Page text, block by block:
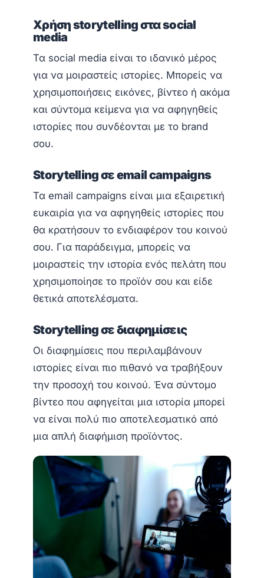
Χρήση storytelling στα social
media
Τα social media είναι το ιδανικό μέρος
για να μοιραστείς ιστορίες. Μπορείς να
χρησιμοποιήσεις εικόνες, βίντεο ή ακόμα
και σύντομα κείμενα για να αφηγηθείς
ιστορίες που συνδέονται με το brand
σου.
Storytelling σε email campaigns
Τα email campaigns είναι μια εξαιρετική
ευκαιρία για να αφηγηθείς ιστορίες που
θα κρατήσουν το ενδιαφέρον του κοινού
σου. Για παράδειγμα, μπορείς να
μοιραστείς την ιστορία ενός πελάτη που
χρησιμοποίησε το προϊόν σου και είδε
θετικά αποτελέσματα.
Storytelling σε διαφημίσεις
Οι διαφημίσεις που περιλαμβάνουν
ιστορίες είναι πιο πιθανό να τραβήξουν
την προσοχή του κοινού. Ένα σύντομο
βίντεο που αφηγείται μια ιστορία μπορεί
να είναι πολύ πιο αποτελεσματικό από
μια απλή διαφήμιση προϊόντος.